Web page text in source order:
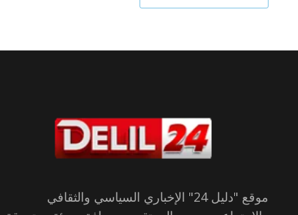
موقع "دليل 24" الإخباري السياسي والثقافي